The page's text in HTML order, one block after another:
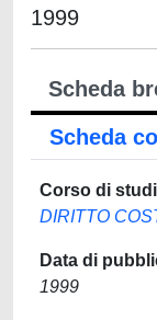
1999
Scheda
Scheda
Corso di
DIRITTO
Data di
1999